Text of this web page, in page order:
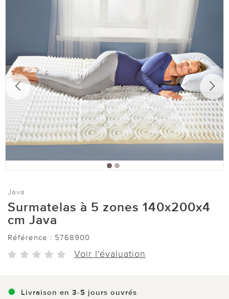
Java
Surmatelas à 5 zones 140x200x4
cm Java
Référence : 5768900
Voir l'évaluation
Livraison en 3-5 jours ouvrés